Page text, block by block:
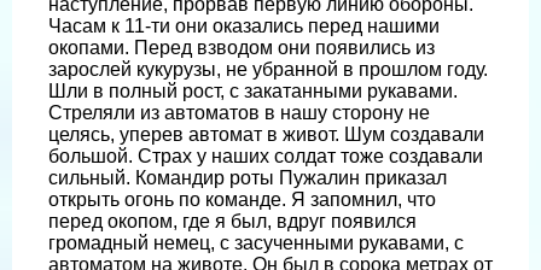
наступление, прорвав первую линию обороны.
Часам к 11-ти они оказались перед нашими
окопами. Перед взводом они появились из
зарослей кукурузы, не убранной в прошлом году.
Шли в полный рост, с закатанными рукавами.
Стреляли из автоматов в нашу сторону не
целясь, уперев автомат в живот. Шум создавали
большой. Страх у наших солдат тоже создавали
сильный. Командир роты Пужалин приказал
открыть огонь по команде. Я запомнил, что
перед окопом, где я был, вдруг появился
громадный немец, с засученными рукавами, с
автоматом на животе. Он был в сорока метрах от